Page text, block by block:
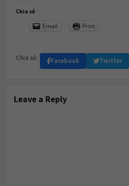
Chia sẻ
Email Print
Chia sẻ: Facebook Twitter
Leave a Reply